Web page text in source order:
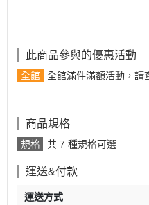
此商品參與的優惠活動
全館 全館滿件滿額活動，請
商品規格
規格 共 7 種規格可選
運送&付款
運送方式